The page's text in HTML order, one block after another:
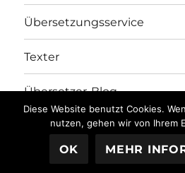
Übersetzungsservice
Texter
Übersetzer-Blog
Übersetzungsbüro fh-
von WordPress
Diese Website benutzt Cookies.
nutzen, gehen wir von Ihrem
OK MEHR